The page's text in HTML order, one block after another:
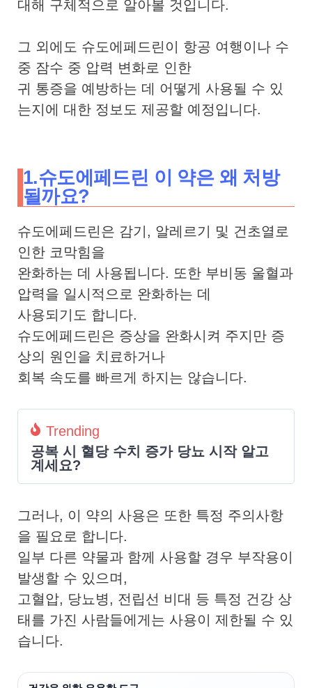
대해 구체적으로 알아볼 것입니다.
그 외에도 슈도에페드린이 항공 여행이나 수
중 잠수 중 압력 변화로 인한
귀 통증을 예방하는 데 어떻게 사용될 수 있
는지에 대한 정보도 제공할 예정입니다.
1.슈도에페드린 이 약은 왜 처방
될까요?
슈도에페드린은 감기, 알레르기 및 건초열로
인한 코막힘을
완화하는 데 사용됩니다. 또한 부비동 울혈과
압력을 일시적으로 완화하는 데
사용되기도 합니다.
슈도에페드린은 증상을 완화시켜 주지만 증
상의 원인을 치료하거나
회복 속도를 빠르게 하지는 않습니다.
Trending
공복 시 혈당 수치 증가 당뇨 시작 알고
계세요?
그러나, 이 약의 사용은 또한 특정 주의사항
을 필요로 합니다.
일부 다른 약물과 함께 사용할 경우 부작용이
발생할 수 있으며,
고혈압, 당뇨병, 전립선 비대 등 특정 건강 상
태를 가진 사람들에게는 사용이 제한될 수 있
습니다.